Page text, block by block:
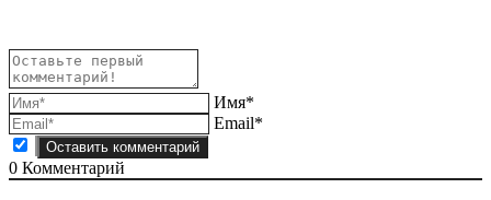
Имя*
Email*
0 Комментарий